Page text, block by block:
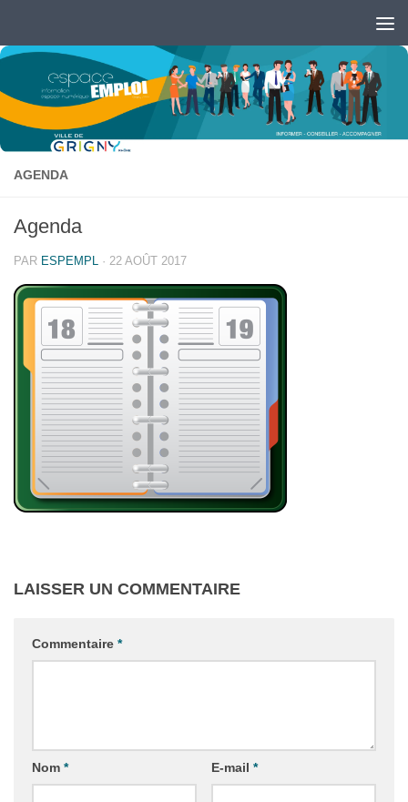
Ouvrir la barre d’outils
AGENDA
Agenda
PAR ESPEMPL · 22 AOÛT 2017
LAISSER UN COMMENTAIRE
Commentaire *
Nom * E-mail *